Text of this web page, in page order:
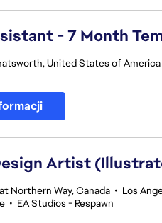
- 7 Month
United States of America
Artist
Northern Way, Canada • Los
• EA Studios - Respawn